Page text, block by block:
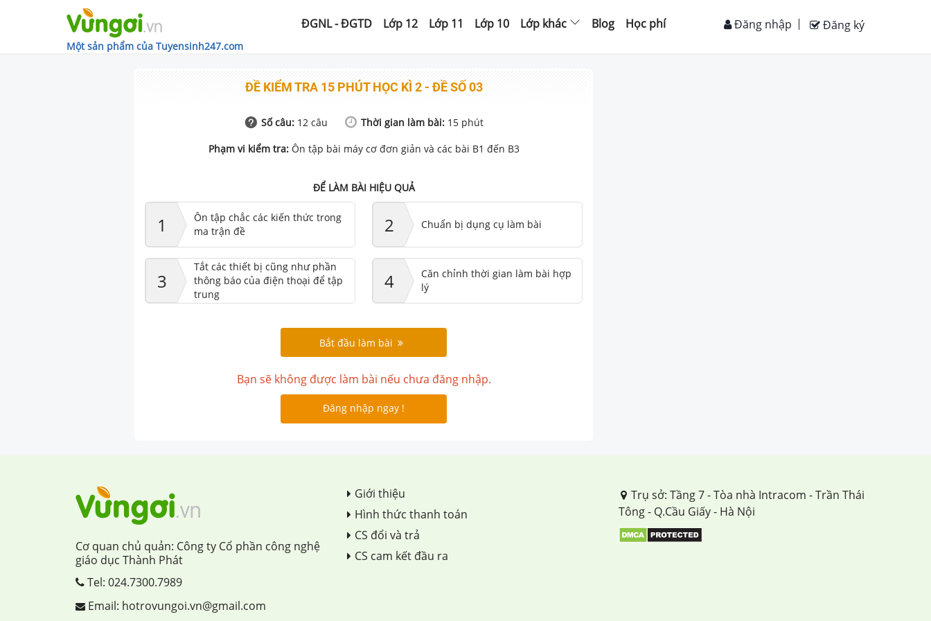
Một sản phẩm của Tuyensinh247.com
ĐGNL - ĐGTD Lớp 12 Lớp 11 Lớp 10 Lớp khác Blog Học phí Đăng ký
Đăng nhập
ĐỀ KIỂM TRA 15 PHÚT HỌC KÌ 2 - ĐỀ SỐ 03
Số câu: 12câu Thời gian làm bài: 15phút
Phạm vi kiểm tra: Ôn tập bài máy cơ đơn giản và các bài B1 đến B3
ĐỂ LÀM BÀI HIỆU QUẢ
1
Ôn tập chắc các kiến thức trong
ma trận đề
2 Chuẩn bị dụng cụ làm bài
3
Tắt các thiết bị cũng như phần
thông báo của điện thoại để tập
trung
4
Căn chỉnh thời gian làm bài hợp
lý
Bắt đầu làm bài
Bạn sẽ không được làm bài nếu chưa đăng nhập.
Đăng nhập ngay !
Cơ quan chủ quản: Công ty Cổ phần công nghệ
giáo dục Thành Phát
Tel: 024.7300.7989
Email: hotrovungoi.vn@gmail.com
Giới thiệu
Hình thức thanh toán
CS đổi và trả
CS cam kết đầu ra
Trụ sở: Tầng 7 - Tòa nhà Intracom - Trần Thái
Tông - Q.Cầu Giấy - Hà Nội